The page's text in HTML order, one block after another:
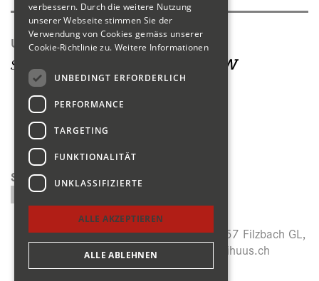
Unsere Seiten
Suchen
Menzihuus, Panoramastrasse 27, CH-8757 Filzbach GL,
+41 (0)55 614 64 14,
info@menzihuus.ch
verbessern. Durch die weitere Nutzung
unserer Webseite stimmen Sie der
Verwendung von Cookies gemäss unserer
Cookie-Richtlinie zu. Weitere Informationen
UNBEDINGT ERFORDERLICH
PERFORMANCE
TARGETING
FUNKTIONALITÄT
UNKLASSIFIZIERTE
ALLE AKZEPTIEREN
ALLE ABLEHNEN